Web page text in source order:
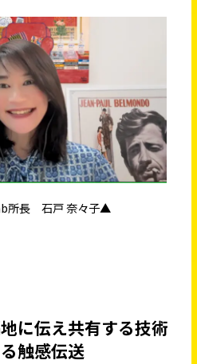
所長 石戸 奈々子▲
に伝え共有する技術
触感伝送